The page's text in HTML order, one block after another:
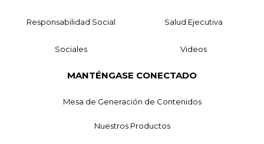
Responsabilidad Social Salud Ejecutiva
Sociales Videos
MANTÉNGASE CONECTADO
Mesa de Generación de Contenidos
Nuestros Productos